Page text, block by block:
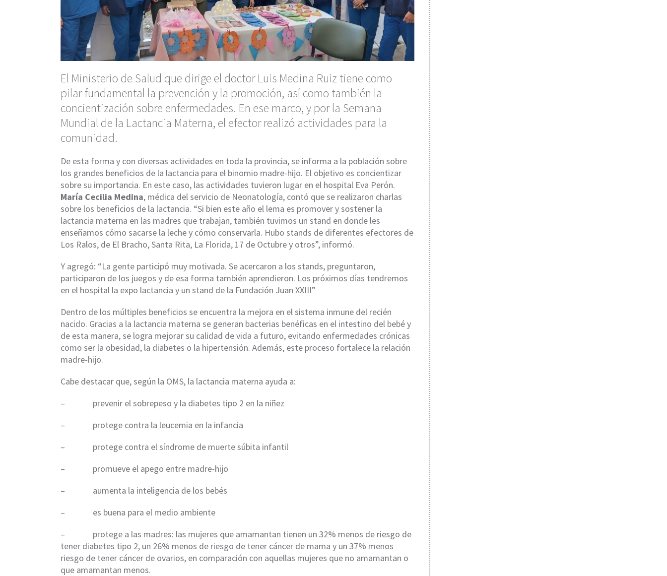
El Ministerio de Salud que dirige el doctor Luis Medina Ruiz tiene como
pilar fundamental la prevención y la promoción, así como también la
concientización sobre enfermedades. En ese marco, y por la Semana
Mundial de la Lactancia Materna, el efector realizó actividades para la
comunidad.
De esta forma y con diversas actividades en toda la provincia, se informa a la población sobre
los grandes beneficios de la lactancia para el binomio madre-hijo. El objetivo es concientizar
sobre su importancia. En este caso, las actividades tuvieron lugar en el hospital Eva Perón.
María Cecilia Medina, médica del servicio de Neonatología, contó que se realizaron charlas
sobre los beneficios de la lactancia. “Si bien este año el lema es promover y sostener la
lactancia materna en las madres que trabajan, también tuvimos un stand en donde les
enseñamos cómo sacarse la leche y cómo conservarla. Hubo stands de diferentes efectores de
Los Ralos, de El Bracho, Santa Rita, La Florida, 17 de Octubre y otros”, informó.
Y agregó: “La gente participó muy motivada. Se acercaron a los stands, preguntaron,
participaron de los juegos y de esa forma también aprendieron. Los próximos días tendremos
en el hospital la expo lactancia y un stand de la Fundación Juan XXIII”
Dentro de los múltiples beneficios se encuentra la mejora en el sistema inmune del recién
nacido. Gracias a la lactancia materna se generan bacterias benéficas en el intestino del bebé y
de esta manera, se logra mejorar su calidad de vida a futuro, evitando enfermedades crónicas
como ser la obesidad, la diabetes o la hipertensión. Además, este proceso fortalece la relación
madre-hijo.
Cabe destacar que, según la OMS, la lactancia materna ayuda a:
– prevenir el sobrepeso y la diabetes tipo 2 en la niñez
– protege contra la leucemia en la infancia
– protege contra el síndrome de muerte súbita infantil
– promueve el apego entre madre-hijo
– aumenta la inteligencia de los bebés
– es buena para el medio ambiente
– protege a las madres: las mujeres que amamantan tienen un 32% menos de riesgo de
tener diabetes tipo 2, un 26% menos de riesgo de tener cáncer de mama y un 37% menos
riesgo de tener cáncer de ovarios, en comparación con aquellas mujeres que no amamantan o
que amamantan menos.